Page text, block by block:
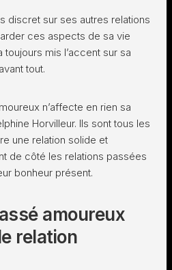
discret sur ses autres relations
ces aspects de sa vie
mis l’accent sur sa
tout.
n’affecte en rien sa
Horvilleur. Ils sont tous les
une relation solide et
de côté les relations passées
bonheur présent.
amoureux
relation